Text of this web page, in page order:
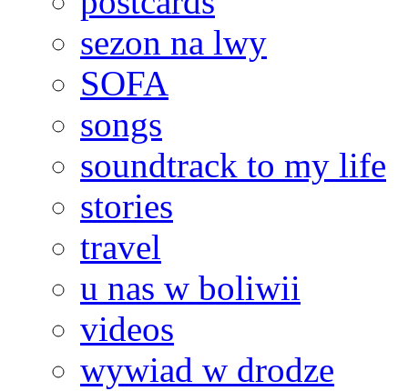
sezon na lwy
SOFA
songs
soundtrack to my life
stories
travel
u nas w boliwii
videos
wywiad w drodze